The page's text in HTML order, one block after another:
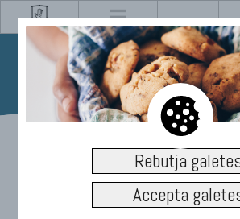
Manlleu fa un pas
Rebutja
Accepta